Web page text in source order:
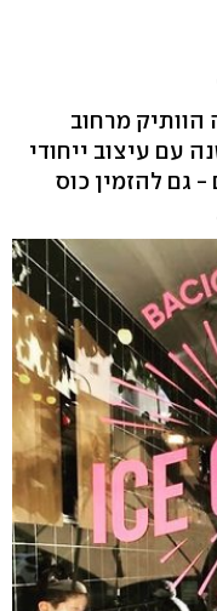
מרחוב
עם עיצוב ייחודי
גם להזמין כוס